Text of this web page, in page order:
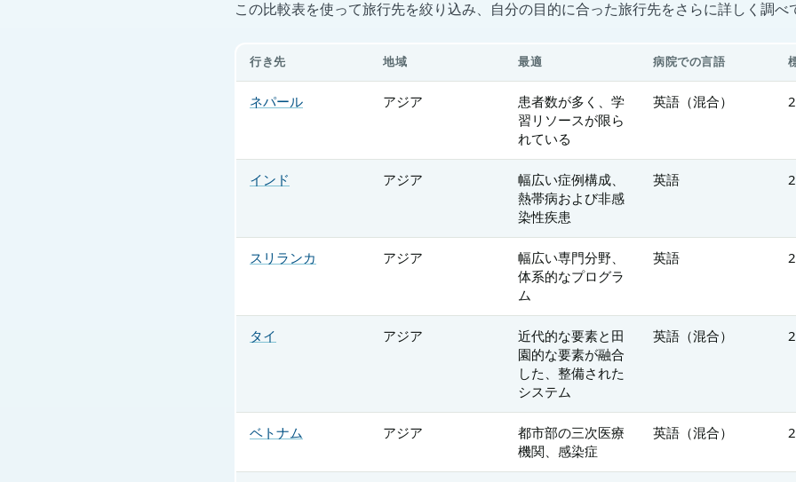
この比較表を使って旅行先を絞り込み、自分の目的に合った旅行先をさらに詳しく調べ
行き先 地域 最適 病院での言語
ネパール アジア
患者数が多く、学
習リソースが限ら
れている
英語（混合）
インド アジア
幅広い症例構成、
熱帯病および非感
染性疾患
英語
スリランカ アジア
幅広い専門分野、
体系的なプログラ
ム
英語
タイ アジア
近代的な要素と田
園的な要素が融合
した、整備された
システム
英語（混合）
ベトナム アジア
都市部の三次医療
機関、感染症
英語（混合）